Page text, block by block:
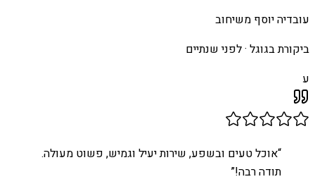
עובדיה יוסף משיחוב
ביקורת בגוגל ·לפני שנתיים
ע
“אוכל טעים ובשפע, שירות יעיל וגמיש, פשוט מעולה.
תודה רבה!”